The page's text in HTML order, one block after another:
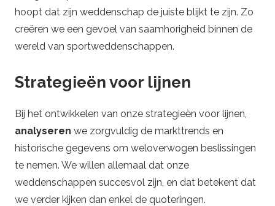
hoopt dat zijn weddenschap de juiste blijkt te zijn. Zo
creëren we een gevoel van saamhorigheid binnen de
wereld van sportweddenschappen.
Strategieën voor lijnen
Bij het ontwikkelen van onze strategieën voor lijnen,
analyseren we zorgvuldig de markttrends en
historische gegevens om weloverwogen beslissingen
te nemen. We willen allemaal dat onze
weddenschappen succesvol zijn, en dat betekent dat
we verder kijken dan enkel de quoteringen.